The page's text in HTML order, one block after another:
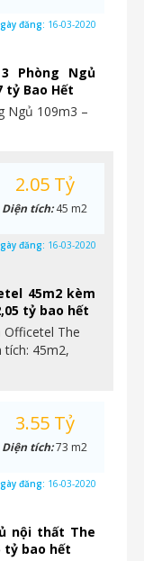
Phòng Ngủ
tỷ Bao Hết
Ngủ 109m3 –
đăng: 16-03-2020
45m2 kèm
tỷ bao hết
Officetel The
tích: 45m2,
2.05 Tỷ
Diện tích:45 m2
đăng: 16-03-2020
nội thất The
tỷ bao hết
3.55 Tỷ
Diện tích:73 m2
đăng: 16-03-2020